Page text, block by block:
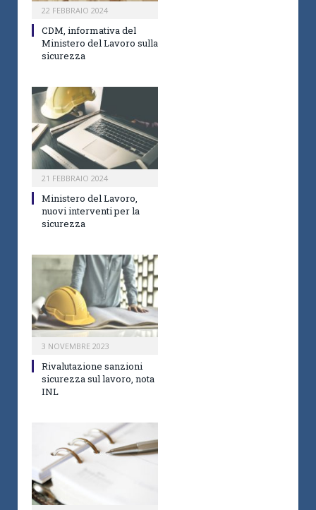
22 FEBBRAIO 2024
CDM, informativa del
Ministero del Lavoro sulla
sicurezza
21 FEBBRAIO 2024
Ministero del Lavoro,
nuovi interventi per la
sicurezza
3 NOVEMBRE 2023
Rivalutazione sanzioni
sicurezza sul lavoro, nota
INL